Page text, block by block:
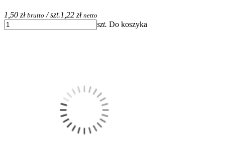
1,50 zł brutto / szt.1,22 zł netto
szt. Do koszyka